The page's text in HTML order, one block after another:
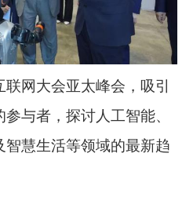
网大会亚太峰会，吸引
与者，探讨人工智能、
慧生活等领域的最新趋